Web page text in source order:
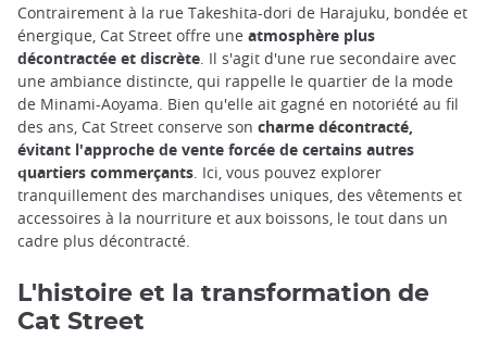
Contrairement à la rue Takeshita-dori de Harajuku, bondée et
énergique, Cat Street offre une atmosphère plus
décontractée et discrète . Il s'agit d'une rue secondaire avec
une ambiance distincte, qui rappelle le quartier de la mode
de Minami-Aoyama. Bien qu'elle ait gagné en notoriété au fil
des ans, Cat Street conserve son charme décontracté,
évitant l'approche de vente forcée de certains autres
quartiers commerçants . Ici, vous pouvez explorer
tranquillement des marchandises uniques, des vêtements et
accessoires à la nourriture et aux boissons, le tout dans un
cadre plus décontracté.
L'histoire et la transformation de
Cat Street